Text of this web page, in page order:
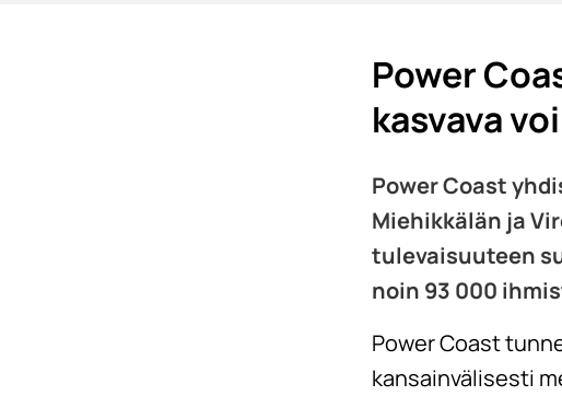
Power
kasvava
Power Coast
Miehikkälän ja
tulevaisuuteen
noin 93 000
Power Coast
kansainvälisesti